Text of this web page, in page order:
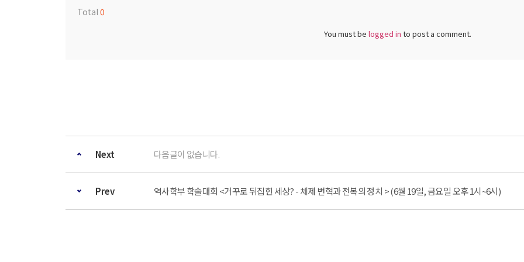
Total0
You must be logged in to post a comment.
Next 다음글이 없습니다.
Prev 역사학부 학술대회 <거꾸로 뒤집힌 세상? - 체제 변혁과 전복의 정치 > (6월 19일, 금요일 오후 1시~6시)